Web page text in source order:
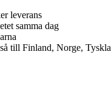
leverans
samma dag
till Finland, Norge,